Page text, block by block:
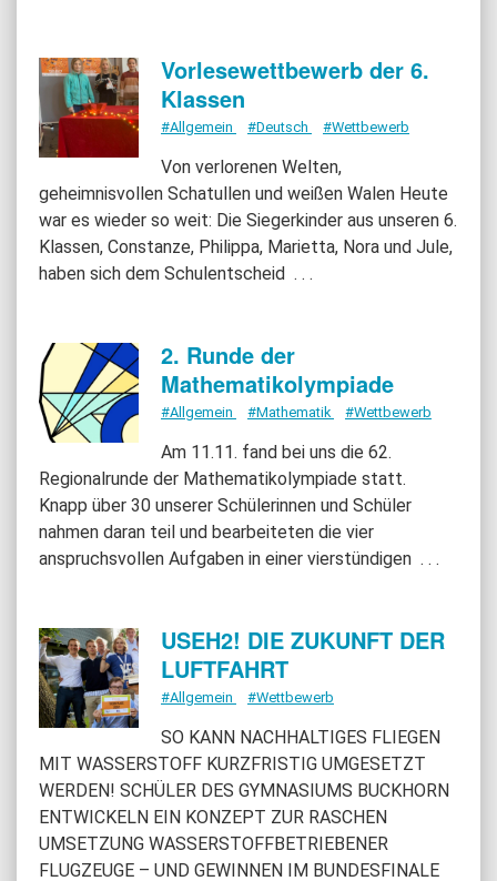
Vorlesewettbewerb der 6.
Klassen
#Allgemein #Deutsch #Wettbewerb
Von verlorenen Welten,
geheimnisvollen Schatullen und weißen Walen Heute
war es wieder so weit: Die Siegerkinder aus unseren 6.
Klassen, Constanze, Philippa, Marietta, Nora und Jule,
haben sich dem Schulentscheid . . .
2. Runde der
Mathematikolympiade
#Allgemein #Mathematik #Wettbewerb
Am 11.11. fand bei uns die 62.
Regionalrunde der Mathematikolympiade statt.
Knapp über 30 unserer Schülerinnen und Schüler
nahmen daran teil und bearbeiteten die vier
anspruchsvollen Aufgaben in einer vierstündigen . . .
USEH2! DIE ZUKUNFT DER
LUFTFAHRT
#Allgemein #Wettbewerb
SO KANN NACHHALTIGES FLIEGEN
MIT WASSERSTOFF KURZFRISTIG UMGESETZT
WERDEN! SCHÜLER DES GYMNASIUMS BUCKHORN
ENTWICKELN EIN KONZEPT ZUR RASCHEN
UMSETZUNG WASSERSTOFFBETRIEBENER
FLUGZEUGE – UND GEWINNEN IM BUNDESFINALE